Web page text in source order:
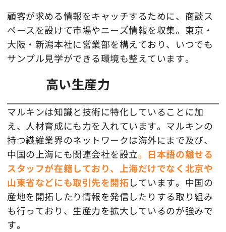
顧客が求める情報をキャッチするために、商談ス
ペースを設けて市場やニーズ情報を収集。東京・
大阪・新潟本社に営業部を構えており、いつでも
サンプル見学ができる環境も整えています。
高い生産力
マルキンは知識と技術に特化していることに加
え、人材育成にも力を入れています。マルキンの
持つ繊維業界のネットワークは海外にまで及び、
中国の上海にも関連会社を設立。日本語の離せる
スタッフが在籍しており、上海だけでなく北京や
山東省などにも取引先を開拓しています。中国の
産地を開拓したり情報を発信したりする取り組み
も行っており、生産力を拡大しているのが強みで
す。